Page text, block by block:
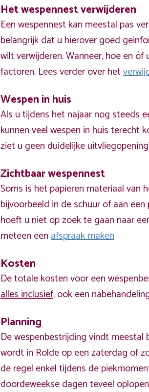
Het wespennest verwijderen
Een wespennest kan meestal pas
belangrijk dat u hierover goed
wilt verwijderen. Wanneer, hoe en
factoren. Lees verder over het
Wespen in huis
Als u tijdens het najaar nog steeds
kunnen veel wespen in huis terecht
ziet u geen duidelijke
Zichtbaar wespennest
Soms is het papieren materiaal van
bijvoorbeeld in de schuur of aan
hoeft u niet op zoek te gaan naar
meteen eenafspraak maken
Kosten
De totale kosten voor een
alles inclusief, ook een
Planning
De wespenbestrijding vindt meestal
wordt in Rolde op een zaterdag of
de regel enkel tijdens de
doordeweekse dagen teveel oplopen